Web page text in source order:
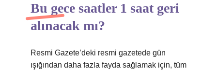
Bu gece saatler 1 saat geri
alınacak mı?
Resmi Gazete’deki resmi gazetede gün
ışığından daha fazla fayda sağlamak için, tüm